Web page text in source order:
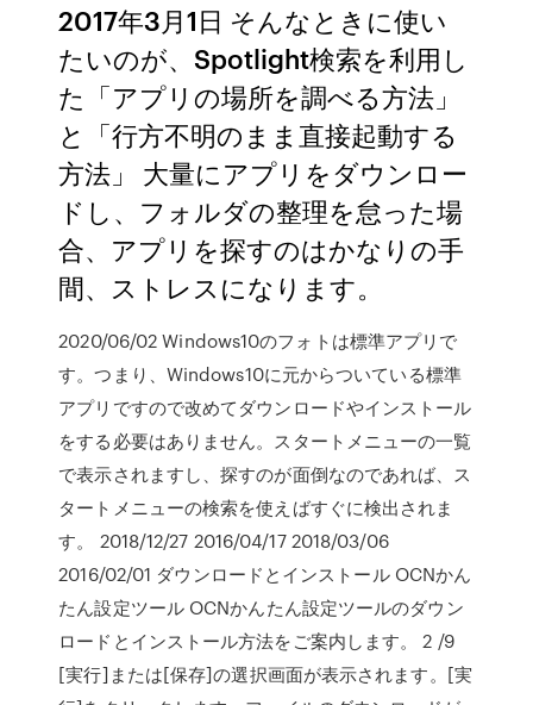
2017年3月1日 そんなときに使い
たいのが、Spotlight検索を利用し
た「アプリの場所を調べる方法」
と「行方不明のまま直接起動する
方法」 大量にアプリをダウンロー
ドし、フォルダの整理を怠った場
合、アプリを探すのはかなりの手
間、ストレスになります。
2020/06/02 Windows10のフォトは標準アプリで
す。つまり、Windows10に元からついている標準
アプリですので改めてダウンロードやインストール
をする必要はありません。スタートメニューの一覧
で表示されますし、探すのが面倒なのであれば、ス
タートメニューの検索を使えばすぐに検出されま
す。 2018/12/27 2016/04/17 2018/03/06
2016/02/01 ダウンロードとインストール OCNかん
たん設定ツール OCNかんたん設定ツールのダウン
ロードとインストール方法をご案内します。 2 /9
[実行]または[保存]の選択画面が表示されます。[実